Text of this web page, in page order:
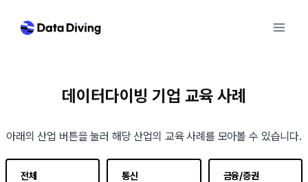
데이터다이빙 기업 교육 사례
아래의 산업 버튼을 눌러 해당 산업의 교육 사례를 모아볼 수 있습니다.
전체 통신 금융/증권